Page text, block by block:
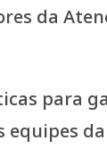
da
para